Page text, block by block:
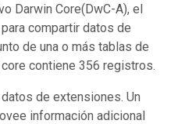
Darwin Core(DwC-A), el
compartir datos de
de una o más tablas de
contiene 356 registros.
de extensiones. Un
información adicional